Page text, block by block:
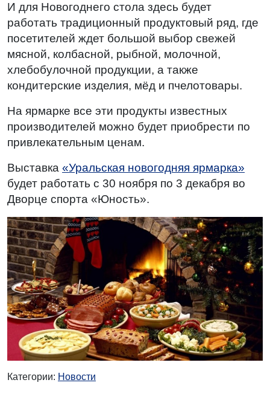
И для Новогоднего стола здесь будет
работать традиционный продуктовый ряд, где
посетителей ждет большой выбор свежей
мясной, колбасной, рыбной, молочной,
хлебобулочной продукции, а также
кондитерские изделия, мёд и пчелотовары.
На ярмарке все эти продукты известных
производителей можно будет приобрести по
привлекательным ценам.
Выставка «Уральская новогодняя ярмарка»
будет работать с 30 ноября по 3 декабря во
Дворце спорта «Юность».
Категории: Новости